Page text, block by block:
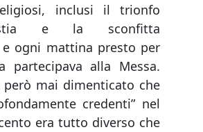
inclusi il trionfo
e la sconfitta
e ogni mattina presto per
partecipava alla Messa.
però mai dimenticato che
credenti” nel
era tutto diverso che